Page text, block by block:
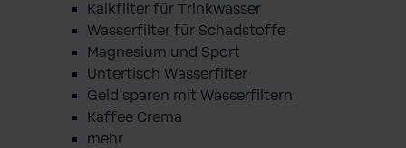
Kalkfilter für Trinkwasser
Wasserfilter für Schadstoffe
Magnesium und Sport
Untertisch Wasserfilter
Geld sparen mit Wasserfiltern
Kaffee Crema
mehr